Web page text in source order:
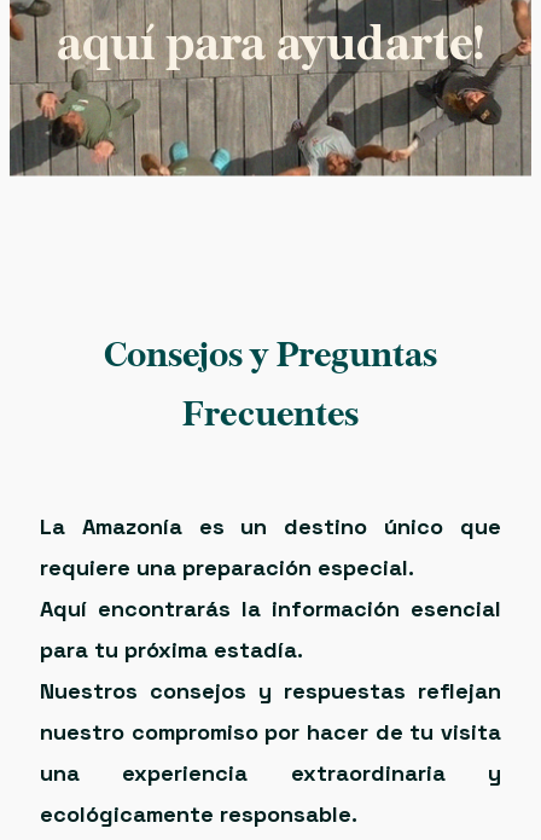
aquí para ayudarte!
Consejos y Preguntas
Frecuentes
La Amazonía es un destino único que
requiere una preparación especial.
Aquí encontrarás la información esencial
para tu próxima estadía.
Nuestros consejos y respuestas reflejan
nuestro compromiso por hacer de tu visita
una experiencia extraordinaria y
ecológicamente responsable.